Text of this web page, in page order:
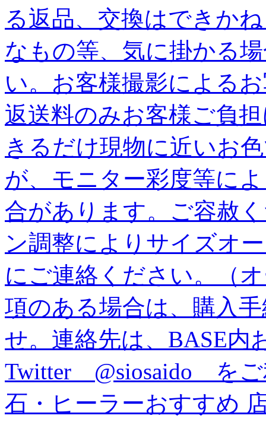
る返品、交換はできか
なもの等、気に掛かる
い。お客様撮影による
返送料のみお客様ご負
きるだけ現物に近いお
が、モニター彩度等に
合があります。ご容赦
ン調整によりサイズオ
にご連絡ください。（
項のある場合は、購入
せ。連絡先は、BASE内
Twitter @siosaido をご
石・ヒーラーおすすめ